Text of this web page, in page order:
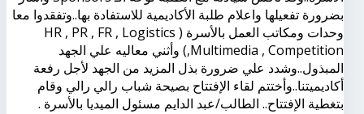
بضرورة تفعيلها واعلام طلبة الأكاديمية للاستفادة بها..وتفقدوا معا
وحدات ومكاتب العمل بالأسرة ( HR , PR , FR , Logistics
,Multimedia , Competition) وأثني معاليه علي الجهد
المبذول..وشدد علي ضرورة بذل المزيد من الجهد لأجل رفعة
أكاديميتنا..وأختتم لقاء الإفتتاح بصيحة شباب رالي رالي وقام
بتغطية الإفتتاح.. الطالب/عبد الدايم مسئول الميديا بالأسرة .